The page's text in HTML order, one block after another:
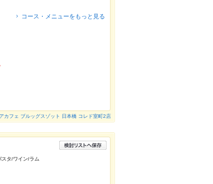
コース・メニューをもっと見る
カフェ ブルッグスゾット 日本橋 コレド室町2店
タ/ワイン/ラム